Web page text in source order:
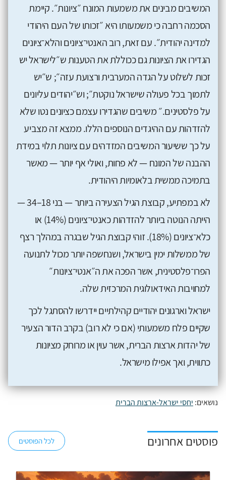
המשיבים מבינים את משמעות המונח ״ציונות״. קיימת
הסכמה רחבה כי משמעותו היא ״זכותו של העם היהודי
למדינה יהודית״. עם זאת, רוב האנטי־ציונים והלא־ציונים
הגדירו את הציונות גם ככוללת את הטענות ש״לישראל יש
זכות לשלוט על הגדה המערבית ורצועת עזה״; ש״יש
לתמוך בכל פעולה שישראל נוקטת״; וש״יהודים עליונים
על פלסטינים.״ משיבים שהגדירו עצמם כציונים נטו שלא
להזדהות עם ההיגדים הנוספים הללו. ממצא זה מצביע
על כך ששיעור המשיבים המזדהים עם ציונות תלוי במידת
ההבנה של המונח — לא פחות, ואולי אף יותר — מאשר
בתמיכה ממשית בלאומיות היהודית.
לא במפתיע, קבוצת הגיל הצעירה ביותר — בני 18–34 —
הייתה הנוטה ביותר להזדהות כאנטי־ציונים (14%) או
כלא־ציונים (18%). זוהי קבוצת הגיל שבגרה במהלך רצף
של ממשלות ימין בישראל, ושנחשפה יותר מכול לתנועה
הפרו־פלסטינית, אשר הפכה את ה״אנטי־ציונות״
למחויבות האידאולוגית המרכזית שלה.
ישראל וארגונים יהודיים קהילתיים יידרשו להסתגל לכך
שקיים פלח משמעותי (אם כי לא רוב) בקרב הדור הצעיר
של יהדות ארצות הברית, אשר עוין או מרוחק מציונות
כתווית, ואך אפילו מישראל.
נושאים: יחסי ישראל-ארצות הברית
פוסטים אחרונים לכל הפוסטים